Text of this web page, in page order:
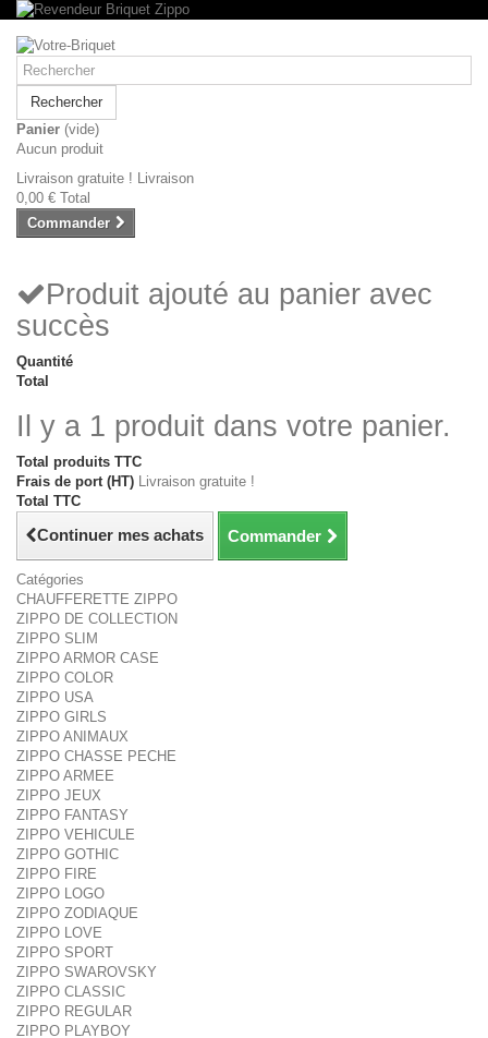
Rechercher
Panier (vide)
Aucun produit
Livraison gratuite ! Livraison
0,00 € Total
Commander
Produit ajouté au panier avec
succès
Quantité
Total
Il y a 1 produit dans votre panier.
Total produits TTC
Frais de port (HT) Livraison gratuite !
Total TTC
Continuer mes achats Commander
Catégories
CHAUFFERETTE ZIPPO
ZIPPO DE COLLECTION
ZIPPO SLIM
ZIPPO ARMOR CASE
ZIPPO COLOR
ZIPPO USA
ZIPPO GIRLS
ZIPPO ANIMAUX
ZIPPO CHASSE PECHE
ZIPPO ARMEE
ZIPPO JEUX
ZIPPO FANTASY
ZIPPO VEHICULE
ZIPPO GOTHIC
ZIPPO FIRE
ZIPPO LOGO
ZIPPO ZODIAQUE
ZIPPO LOVE
ZIPPO SPORT
ZIPPO SWAROVSKY
ZIPPO CLASSIC
ZIPPO REGULAR
ZIPPO PLAYBOY